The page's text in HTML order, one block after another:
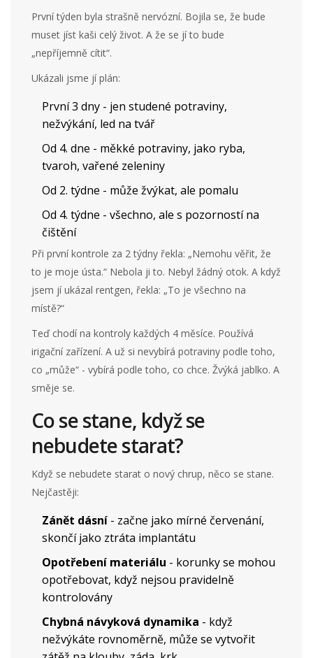
První týden byla strašně nervózní. Bojila se, že bude
muset jíst kaši celý život. A že se jí to bude
„nepříjemně cítit“.
Ukázali jsme jí plán:
První 3 dny - jen studené potraviny,
nežvýkání, led na tvář
Od 4. dne - měkké potraviny, jako ryba,
tvaroh, vařené zeleniny
Od 2. týdne - může žvýkat, ale pomalu
Od 4. týdne - všechno, ale s pozorností na
čištění
Při první kontrole za 2 týdny řekla: „Nemohu věřit, že
to je moje ústa.“ Nebola ji to. Nebyl žádný otok. A když
jsem jí ukázal rentgen, řekla: „To je všechno na
místě?“
Teď chodí na kontroly každých 4 měsíce. Používá
irigační zařízení. A už si nevybírá potraviny podle toho,
co „může“ - vybírá podle toho, co chce. Žvýká jablko. A
směje se.
Co se stane, když se
nebudete starat?
Když se nebudete starat o nový chrup, něco se stane.
Nejčastěji:
Zánět dásní - začne jako mírné červenání,
skončí jako ztráta implantátu
Opotřebení materiálu - korunky se mohou
opotřebovat, když nejsou pravidelně
kontrolovány
Chybná návyková dynamika - když
nežvýkáte rovnoměrně, může se vytvořit